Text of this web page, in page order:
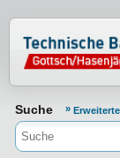
Suche